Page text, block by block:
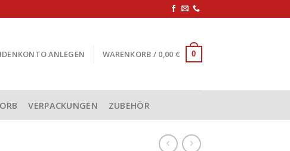
ANLEGEN WARENKORB / 0,00 € 0
VERPACKUNGEN ZUBEHÖR